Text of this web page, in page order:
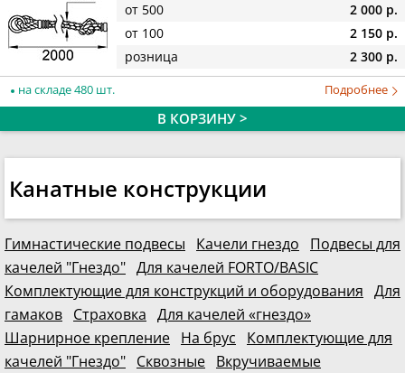
от 500
2 000 р.
от 100
2 150 р.
розница
2 300 р.
на складе 480 шт. Подробнее
В КОРЗИНУ >
Канатные конструкции
Гимнастические подвесы Качели гнездо
Подвесы для
качелей "Гнездо" Для качелей FORTO/BASIC
Комплектующие для конструкций и оборудования Для
гамаков Страховка Для качелей «гнездо»
Шарнирное крепление На брус
Комплектующие для
качелей "Гнездо" Сквозные Вкручиваемые